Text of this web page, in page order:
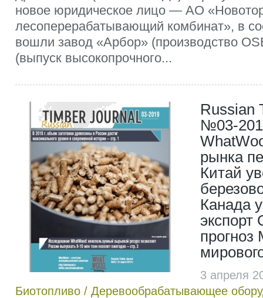
новое юридическое лицо — АО
лесоперерабатывающий комбинат», в
вошли завод «Арбор» (производство
(выпуск высокопрочного...
Russian
№03-
рынка
Китай
Канада
экспорт
прогноз
3 апреля
Биотопливо / Деревообрабатывающее